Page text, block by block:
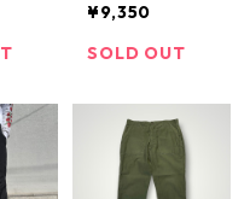
リタリー 古着
古着屋 高円寺
¥9,350
SOLD OUT